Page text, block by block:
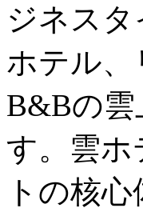
ジネス
ホテル
B&Bの
す。雲ホ
トの核